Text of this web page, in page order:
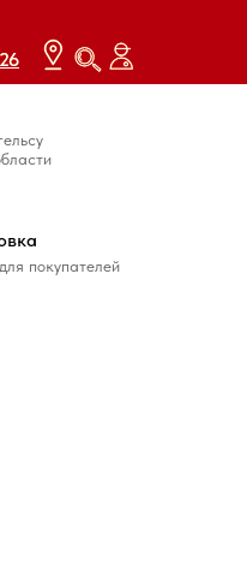
покупателей